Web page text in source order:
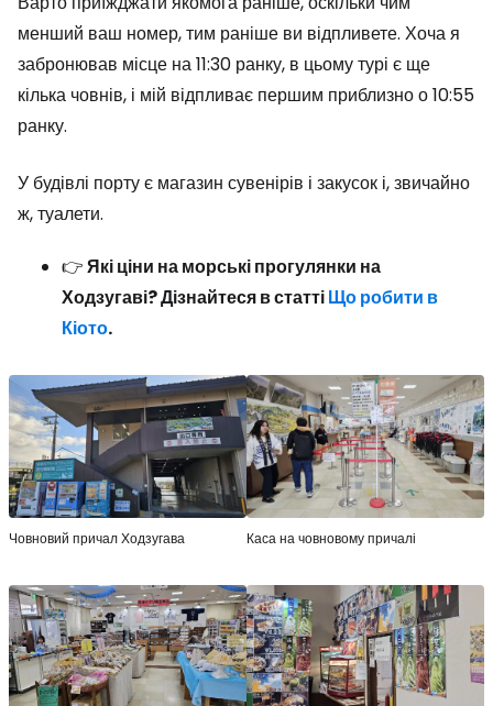
менший ваш номер, тим раніше ви відпливете. Хоча я
забронював місце на 11:30 ранку, в цьому турі є ще
кілька човнів, і мій відпливає першим приблизно о 10:55
ранку.
У будівлі порту є магазин сувенірів і закусок і, звичайно
ж, туалети.
👉Які ціни на морські прогулянки на
Ходзугаві? Дізнайтеся в статтіЩо робити в
Кіото.
Човновий причал Ходзугава Каса на човновому причалі